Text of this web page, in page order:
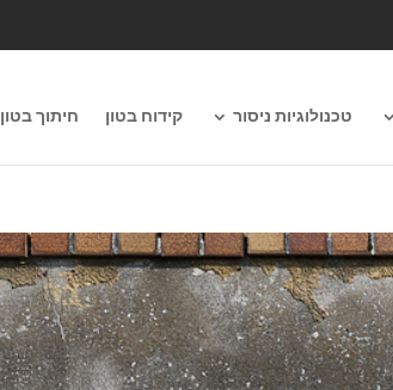
טכנולוגיות ניסור קידוח בטון חיתוך בטון